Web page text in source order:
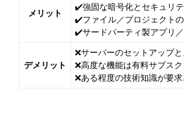
メリット
✔️強固な暗号化とセキュリ
✔️ファイル／プロジェクト
✔️サードパーティ製アプリ
デメリット
❌サーバーのセットアップ
❌高度な機能は有料サブス
❌ある程度の技術知識が要